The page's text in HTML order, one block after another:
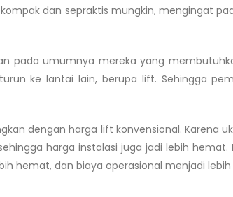
dan sepraktis mungkin, mengingat
pada umumnya mereka yang
ke lantai lain, berupa lift. Sehingga
dengan harga lift konvensional. Karena
harga instalasi juga jadi lebih hemat.
hemat, dan biaya operasional menjadi